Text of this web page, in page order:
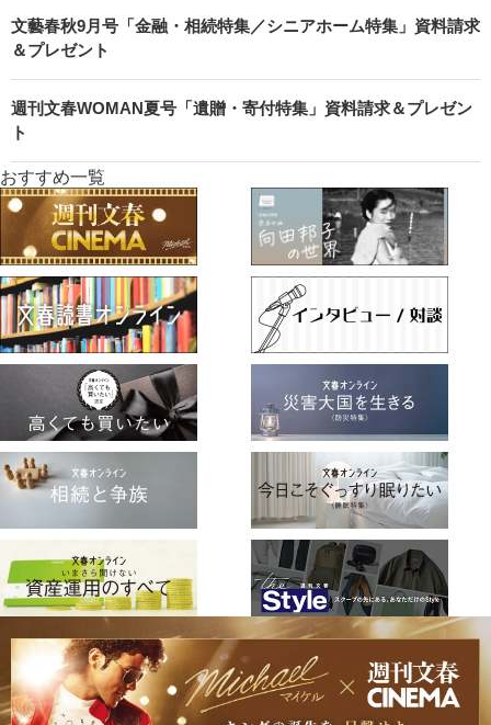
文藝春秋9月号「金融・相続特集／シニアホーム特集」資料請求
＆プレゼント
週刊文春WOMAN夏号「遺贈・寄付特集」資料請求＆プレゼン
ト
おすすめ一覧